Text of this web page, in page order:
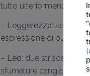
tutto ulteriormente
– Leggerezza:
espressione di puro
– Led: due strisce led
sfumature cangianti sui